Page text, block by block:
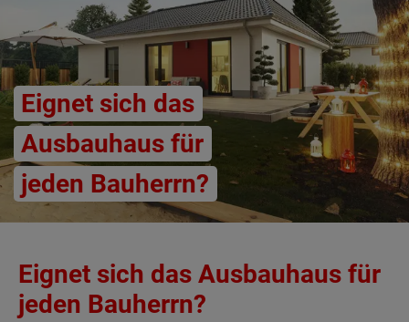
Eignet sich das
Ausbauhaus für
jeden Bauherrn?
Eignet sich das Ausbauhaus für
jeden Bauherrn?